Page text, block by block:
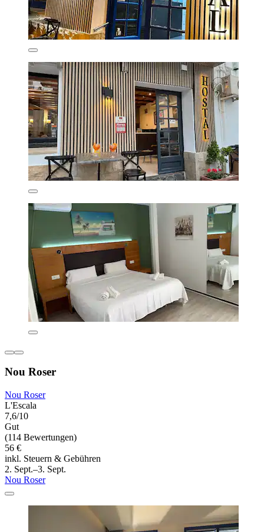
Nou Roser
Nou Roser
L'Escala
7,6/10
Gut
(114 Bewertungen)
56 €
inkl. Steuern & Gebühren
2. Sept.–3. Sept.
Nou Roser